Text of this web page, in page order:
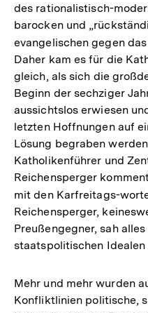
des rationalistisch-
barocken und
evangelischen gegen
Daher kam es für die
gleich, als sich die
Beginn der sechziger
aussichtslos erwiesen
letzten Hoffnungen auf
Lösung begraben
Katholikenführer und
Reichensperger
mit den Karfreitags-
Reichensperger,
Preußengegner, sah
staatspolitischen Idealen
Mehr und mehr wurden
Konfliktlinien politische,